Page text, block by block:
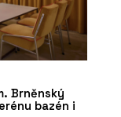
Brněnský
bazén i